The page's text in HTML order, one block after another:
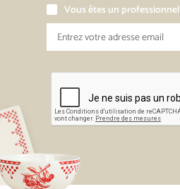
Vous êtes un professionnel